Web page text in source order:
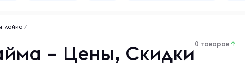
лайма /
– Цены, Скидки0 товаров ↑